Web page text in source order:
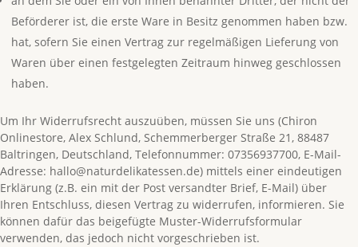
Beförderer ist, die erste Ware in Besitz genommen haben bzw.
hat, sofern Sie einen Vertrag zur regelmäßigen Lieferung von
Waren über einen festgelegten Zeitraum hinweg geschlossen
haben.
Um Ihr Widerrufsrecht auszuüben, müssen Sie uns (Chiron
Onlinestore, Alex Schlund, Schemmerberger Straße 21, 88487
Baltringen, Deutschland, Telefonnummer: 07356937700, E-Mail-
Adresse: hallo@naturdelikatessen.de) mittels einer eindeutigen
Erklärung (z.B. ein mit der Post versandter Brief, E-Mail) über
Ihren Entschluss, diesen Vertrag zu widerrufen, informieren. Sie
können dafür das beigefügte Muster-Widerrufsformular
verwenden, das jedoch nicht vorgeschrieben ist.